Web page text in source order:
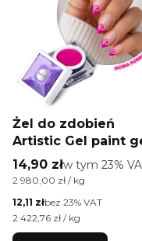
Żel do zdobień
Artistic Gel paint
ombre ornamenty
Allepaznokcie
Fuchsia HEMA /Di-
HEMA free 5g
Cena brutto
14,90 złw tym %s VAT
w tym 23%
Cena jednostkowa brutto
2 980,00 zł / kg
Cena netto
12,11 złbez 23% VAT
Cena jednostkowa netto
2 422,76 zł / kg